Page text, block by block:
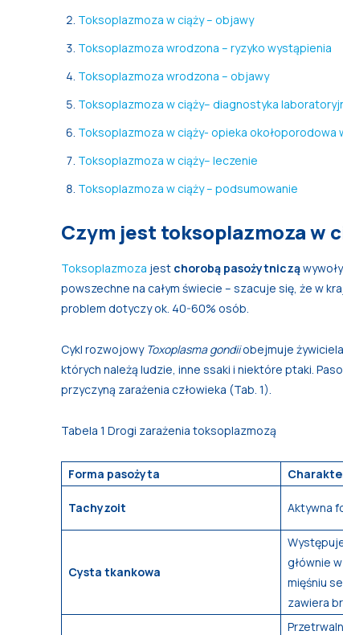
Toksoplazmoza w ciąży – objawy
Toksoplazmoza wrodzona – ryzyko wystąpienia
Toksoplazmoza wrodzona – objawy
Toksoplazmoza w ciąży– diagnostyka
Toksoplazmoza w ciąży- opieka okołoporodowa
Toksoplazmoza w ciąży– leczenie
Toksoplazmoza w ciąży – podsumowanie
Czym jest toksoplazmoza w
Toksoplazmoza jest chorobą pasożytniczą
powszechne na całym świecie – szacuje się, że w
problem dotyczy ok. 40-60% osób.
Cykl rozwojowy Toxoplasma gondiiobejmuje
których należą ludzie, inne ssaki i niektóre ptaki.
przyczyną zarażenia człowieka (Tab. 1).
Tabela 1 Drogi zarażenia toksoplazmozą
Forma pasożyta
Tachyzoit Aktywna
Cysta tkankowa
głównie
mięśniu
zawiera